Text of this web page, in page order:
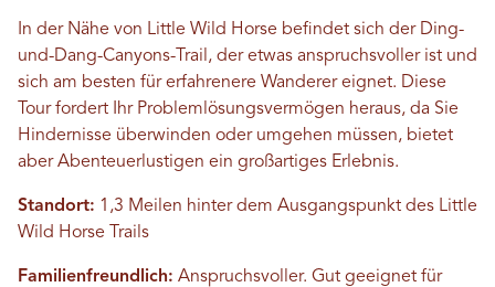
In der Nähe von Little Wild Horse befindet sich der Ding-
und-Dang-Canyons-Trail, der etwas anspruchsvoller ist und
sich am besten für erfahrenere Wanderer eignet. Diese
Tour fordert Ihr Problemlösungsvermögen heraus, da Sie
Hindernisse überwinden oder umgehen müssen, bietet
aber Abenteuerlustigen ein großartiges Erlebnis.
Standort: 1,3 Meilen hinter dem Ausgangspunkt des Little
Wild Horse Trails
Familienfreundlich: Anspruchsvoller. Gut geeignet für